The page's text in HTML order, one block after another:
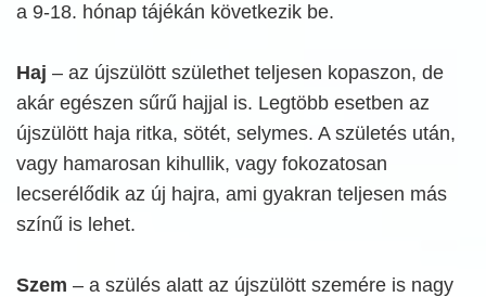
a 9-18. hónap tájékán következik be.
Haj – az újszülött születhet teljesen kopaszon, de
akár egészen sűrű hajjal is. Legtöbb esetben az
újszülött haja ritka, sötét, selymes. A születés után,
vagy hamarosan kihullik, vagy fokozatosan
lecserélődik az új hajra, ami gyakran teljesen más
színű is lehet.
Szem – a szülés alatt az újszülött szemére is nagy